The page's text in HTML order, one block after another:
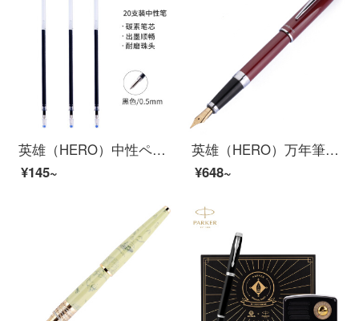
英雄（HERO）中性ペン858 D黒炭素中性ペン芯サイン学生オフィス速記20本入り
¥145~
英雄（HERO）万年筆のラフィルビーの部品イリジウム金万年筆インクペンのペン先が明
¥648~